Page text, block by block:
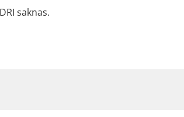
saknas.